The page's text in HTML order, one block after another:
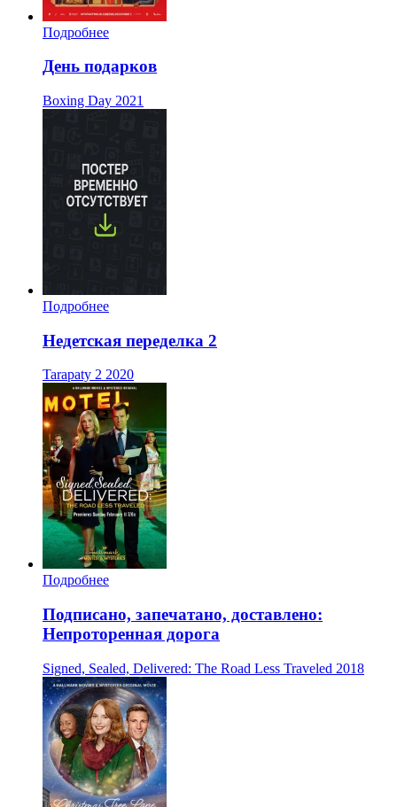
Подробнее
День подарков
Boxing Day 2021
Подробнее
Недетская переделка 2
Tarapaty 2 2020
Подробнее
Подписано, запечатано, доставлено:
Непроторенная дорога
Signed, Sealed, Delivered: The Road Less Traveled 2018